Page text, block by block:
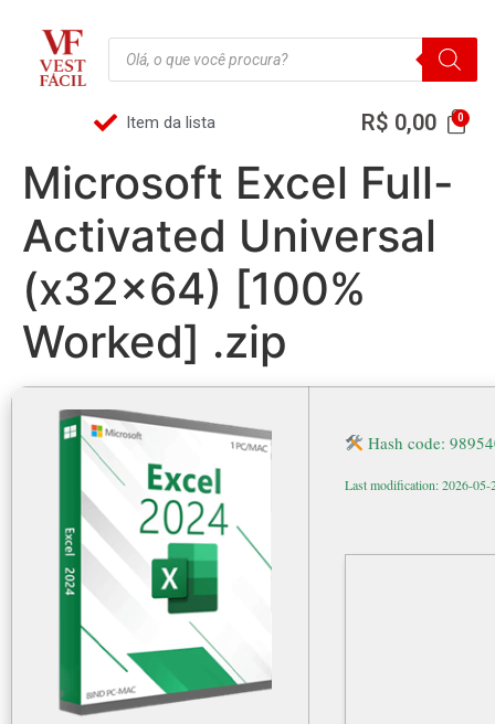
Item da lista R$ 0,00
Microsoft Excel Full-
Activated Universal
(x32x64) [100%
Worked] .zip
Hash code:
Last modification: 2026-05-